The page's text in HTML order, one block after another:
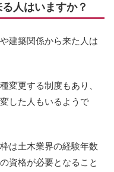
人はいますか？
建築関係から来た人は
変更する制度もあり、
した人もいるようで
は土木業界の経験年数
資格が必要となること